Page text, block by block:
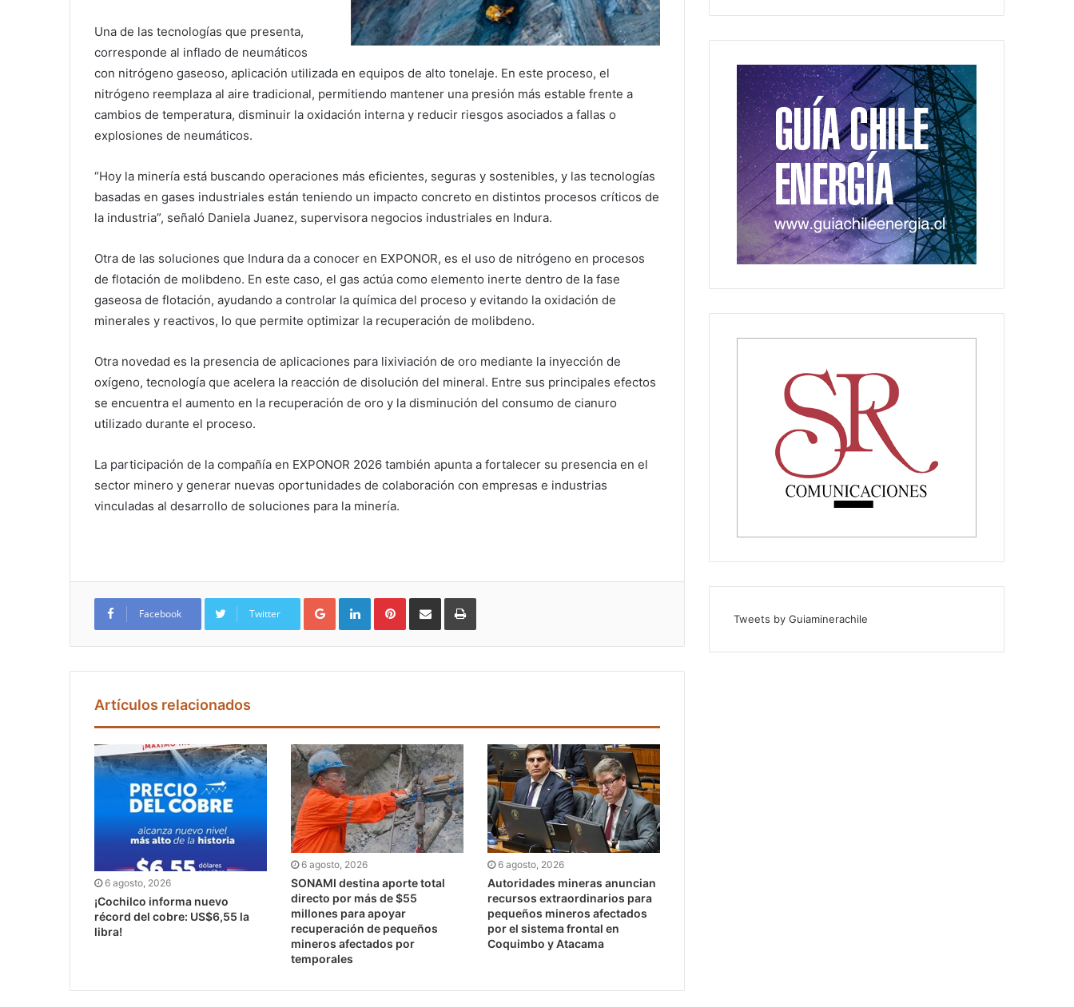
Una de las tecnologías que presenta,
corresponde al inflado de neumáticos
con nitrógeno gaseoso, aplicación utilizada en equipos de alto tonelaje. En este proceso, el
nitrógeno reemplaza al aire tradicional, permitiendo mantener una presión más estable frente a
cambios de temperatura, disminuir la oxidación interna y reducir riesgos asociados a fallas o
explosiones de neumáticos.
“Hoy la minería está buscando operaciones más eficientes, seguras y sostenibles, y las tecnologías
basadas en gases industriales están teniendo un impacto concreto en distintos procesos críticos de
la industria”, señaló Daniela Juanez, supervisora negocios industriales en Indura.
Otra de las soluciones que Indura da a conocer en EXPONOR, es el uso de nitrógeno en procesos
de flotación de molibdeno. En este caso, el gas actúa como elemento inerte dentro de la fase
gaseosa de flotación, ayudando a controlar la química del proceso y evitando la oxidación de
minerales y reactivos, lo que permite optimizar la recuperación de molibdeno.
Otra novedad es la presencia de aplicaciones para lixiviación de oro mediante la inyección de
oxígeno, tecnología que acelera la reacción de disolución del mineral. Entre sus principales efectos
se encuentra el aumento en la recuperación de oro y la disminución del consumo de cianuro
utilizado durante el proceso.
La participación de la compañía en EXPONOR 2026 también apunta a fortalecer su presencia en el
sector minero y generar nuevas oportunidades de colaboración con empresas e industrias
vinculadas al desarrollo de soluciones para la minería.
Facebook Twitter
Google+ LinkedIn Pinterest
Artículos relacionados
6 agosto, 2026
¡Cochilco informa nuevo
récord del cobre: US$6,55 la
libra!
6 agosto, 2026
SONAMI destina aporte total
directo por más de $55
millones para apoyar
recuperación de pequeños
mineros afectados por
temporales
6 agosto, 2026
Autoridades mineras anuncian
recursos extraordinarios para
pequeños mineros afectados
por el sistema frontal en
Coquimbo y Atacama
Tweets by Guiaminerachile